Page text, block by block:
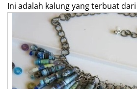
Ini adalah kalung yang terbuat